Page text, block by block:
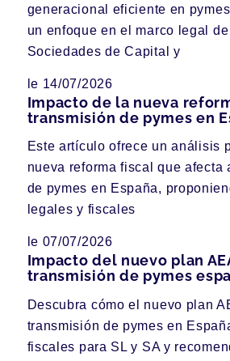
generacional eficiente en
un enfoque en el marco legal
Sociedades de Capital y
le 14/07/2026
Impacto de la nueva
transmisión de pymes en
Este artículo ofrece un análisis
nueva reforma fiscal que afecta
de pymes en España,
legales y fiscales
le 07/07/2026
Impacto del nuevo plan
transmisión de pymes
Descubra cómo el nuevo plan
transmisión de pymes en
fiscales para SL y SA y